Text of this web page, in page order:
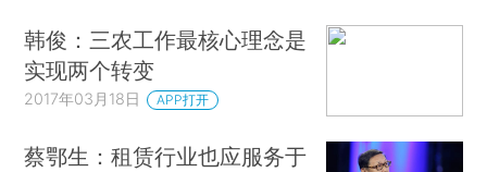
韩俊：三农工作最核心理念是
实现两个转变
2017年03月18日 APP打开
蔡鄂生：租赁行业也应服务于